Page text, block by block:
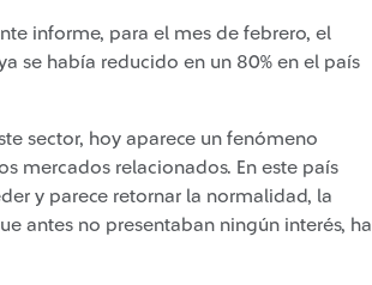
informe, para el mes de febrero, el
se había reducido en un 80% en el país
sector, hoy aparece un fenómeno
mercados relacionados. En este país
y parece retornar la normalidad, la
antes no presentaban ningún interés, ha